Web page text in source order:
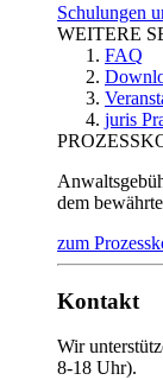
Schulungen
WEITERE
FAQ
juris
dem
zum
Kontakt
Wir
8-18 Uhr).